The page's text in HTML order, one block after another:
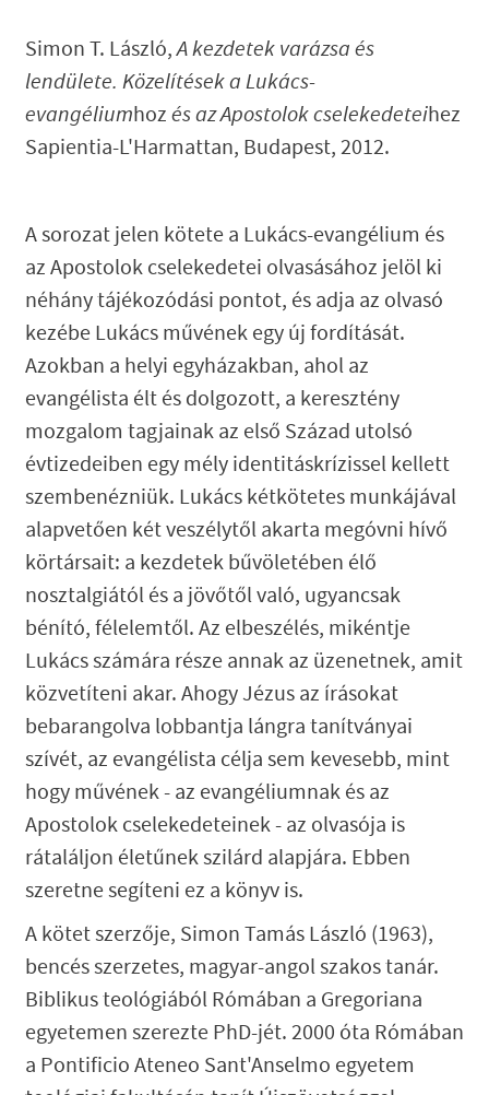
Simon T. László,A kezdetek varázsa és
lendülete. Közelítések a Lukács-
evangéliumhoz és az Apostolok cselekedeteihez
Sapientia-L'Harmattan, Budapest, 2012.
A sorozat jelen kötete a Lukács-evangélium és
az Apostolok cselekedetei olvasásához jelöl ki
néhány tájékozódási pontot, és adja az olvasó
kezébe Lukács művének egy új fordítását.
Azokban a helyi egyházakban, ahol az
evangélista élt és dolgozott, a keresztény
mozgalom tagjainak az első Század utolsó
évtizedeiben egy mély identitáskrízissel kellett
szembenézniük. Lukács kétkötetes munkájával
alapvetően két veszélytől akarta megóvni hívő
körtársait: a kezdetek bűvöletében élő
nosztalgiától és a jövőtől való, ugyancsak
bénító, félelemtől. Az elbeszélés, mikéntje
Lukács számára része annak az üzenetnek, amit
közvetíteni akar. Ahogy Jézus az írásokat
bebarangolva lobbantja lángra tanítványai
szívét, az evangélista célja sem kevesebb, mint
hogy művének - az evangéliumnak és az
Apostolok cselekedeteinek - az olvasója is
rátaláljon életűnek szilárd alapjára. Ebben
szeretne segíteni ez a könyv is.
A kötet szerzője, Simon Tamás László (1963),
bencés szerzetes, magyar-angol szakos tanár.
Biblikus teológiából Rómában a Gregoriana
egyetemen szerezte PhD-jét. 2000 óta Rómában
a Pontificio Ateneo Sant'Anselmo egyetem